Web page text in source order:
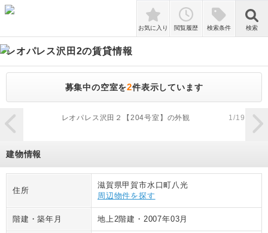
検索
お気に入り 閲覧履歴 検索条件 検索
レオパレス沢田2の賃貸情報
募集中の空室を2件表示しています
zoom_in
レオパレス沢田２【204号室】の外観 1/19
建物情報
住所
滋賀県甲賀市水口町八光
周辺物件を探す
階建・築年月 地上2階建 ・ 2007年03月